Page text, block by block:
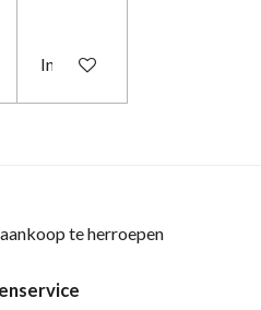
In winkelwagen
te herroepen